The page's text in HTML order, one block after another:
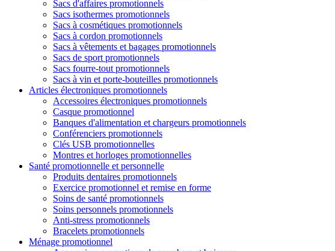
Sacs d'affaires promotionnels
Sacs isothermes promotionnels
Sacs à cosmétiques promotionnels
Sacs à cordon promotionnels
Sacs à vêtements et bagages promotionnels
Sacs de sport promotionnels
Sacs fourre-tout promotionnels
Sacs à vin et porte-bouteilles promotionnels
Articles électroniques promotionnels
Accessoires électroniques promotionnels
Casque promotionnel
Banques d'alimentation et chargeurs promotionnels
Conférenciers promotionnels
Clés USB promotionnelles
Montres et horloges promotionnelles
Santé promotionnelle et personnelle
Produits dentaires promotionnels
Exercice promotionnel et remise en forme
Soins de santé promotionnels
Soins personnels promotionnels
Anti-stress promotionnels
Bracelets promotionnels
Ménage promotionnel